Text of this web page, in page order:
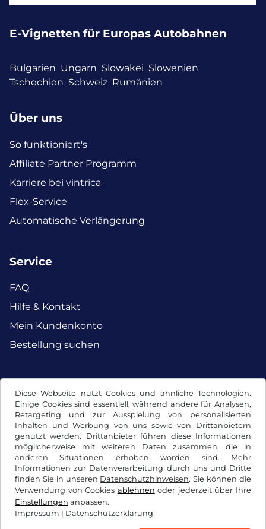
Diese Webseite nutzt Cookies und ähnliche Technologien.
Einige Cookies sind essentiell, während andere für Analysen,
Retargeting und zur Ausspielung von personalisierten
Inhalten und Werbung von uns sowie von Drittanbietern
genutzt werden. Drittanbieter führen diese Informationen
möglicherweise mit weiteren Daten zusammen, die in
anderen Situationen erhoben worden sind. Mehr
Informationen zur Datenverarbeitung durch uns und Dritte
finden Sie in unseren Datenschutzhinweisen. Sie können die
Verwendung von Cookies ablehnen oder jederzeit über Ihre
Einstellungen anpassen.
Impressum | Datenschutzerklärung
E-Vignetten für Europas Autobahnen
Bulgarien Ungarn Slowakei Slowenien
Tschechien Schweiz Rumänien
Über uns
So funktioniert's
Affiliate Partner Programm
Karriere bei vintrica
Flex-Service
Automatische Verlängerung
Service
FAQ
Hilfe & Kontakt
Mein Kundenkonto
Bestellung suchen
Facebook Instagram
AGB / Widerrufsrecht Datenschutzerklärung